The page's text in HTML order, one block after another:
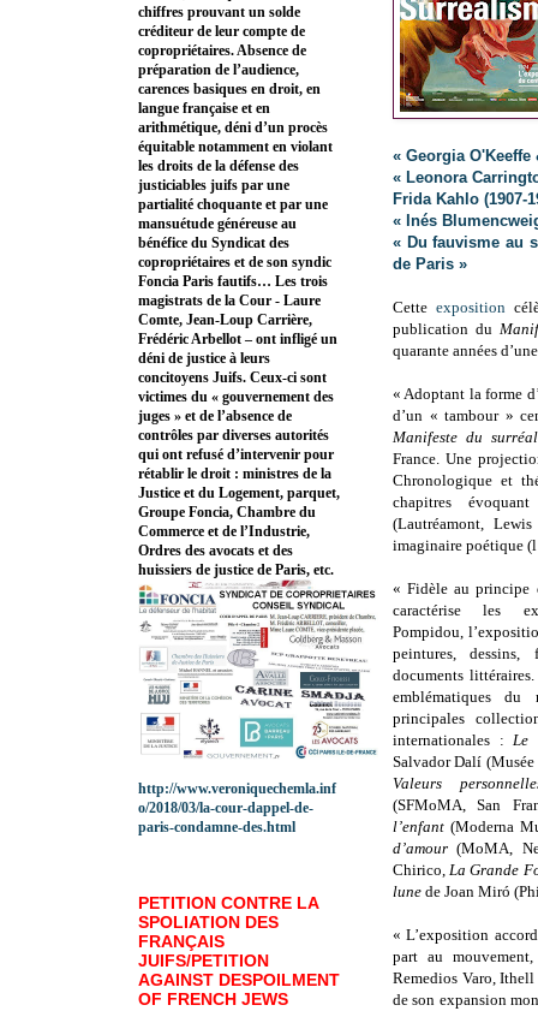
« Georgia
« Leonora
Frida Kahlo (1907-
« Inés
« Du fauvisme au
de Paris »
Cette exposition
publication du
quarante années
« Adoptant la forme
d’un « tambour »
Manifeste du
France. Une
Chronologique et
chapitres
(Lautréamont,
imaginaire poétique
« Fidèle au
caractérise les
Pompidou,
peintures, dessins,
documents
emblématiques du
principales
internationales :Le
Salvador Dalí
Valeurs
(SFMoMA, San
l’enfant (Moderna
d’amour (MoMA,
Chirico,La Grande
lune de Joan Miró
« L’exposition
part au
Remedios Varo,
de son expansion
chiffres prouvant un solde
créditeur de leur compte de
copropriétaires. Absence de
préparation de l’audience,
carences basiques en droit, en
langue française et en
arithmétique, déni d’un procès
équitable notamment en violant
les droits de la défense des
justiciables juifs par une
partialité choquante et par une
mansuétude généreuse au
bénéfice du Syndicat des
copropriétaires et de son syndic
Foncia Paris fautifs… Les trois
magistrats de la Cour - Laure
Comte, Jean-Loup Carrière,
Frédéric Arbellot – ont infligé un
déni de justice à leurs
concitoyens Juifs. Ceux-ci sont
victimes du « gouvernement des
juges » et de l’absence de
contrôles par diverses autorités
qui ont refusé d’intervenir pour
rétablir le droit : ministres de la
Justice et du Logement, parquet,
Groupe Foncia, Chambre du
Commerce et de l’Industrie,
Ordres des avocats et des
huissiers de justice de Paris, etc.
http://www.veroniquechemla.inf
o/2018/03/la-cour-dappel-de-
paris-condamne-des.html
PETITION CONTRE LA
SPOLIATION DES
FRANÇAIS
JUIFS/PETITION
AGAINST DESPOILMENT
OF FRENCH JEWS